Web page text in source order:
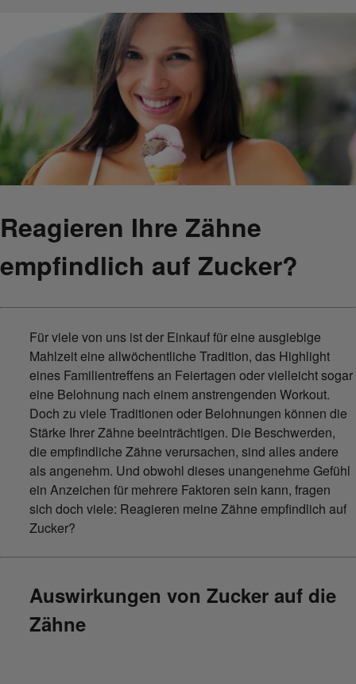
Reagieren Ihre Zähne
empfindlich auf Zucker?
Für viele von uns ist der Einkauf für eine ausgiebige
Mahlzeit eine allwöchentliche Tradition, das Highlight
eines Familientreffens an Feiertagen oder vielleicht sogar
eine Belohnung nach einem anstrengenden Workout.
Doch zu viele Traditionen oder Belohnungen können die
Stärke Ihrer Zähne beeinträchtigen. Die Beschwerden,
die empfindliche Zähne verursachen, sind alles andere
als angenehm. Und obwohl dieses unangenehme Gefühl
ein Anzeichen für mehrere Faktoren sein kann, fragen
sich doch viele: Reagieren meine Zähne empfindlich auf
Zucker?
Auswirkungen von Zucker auf die
Zähne